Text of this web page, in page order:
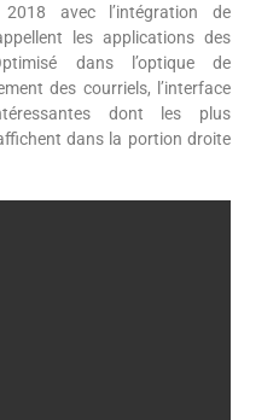
avec l’intégration de
les applications des
dans l’optique de
des courriels, l’interface
dont les plus
dans la portion droite